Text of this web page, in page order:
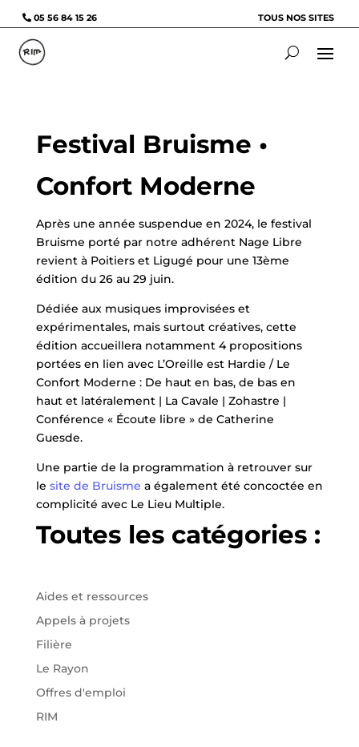
05 56 84 15 26 TOUS NOS SITES
Festival Bruisme •
Confort Moderne
Après une année suspendue en 2024, le festival
Bruisme porté par notre adhérent Nage Libre
revient à Poitiers et Ligugé pour une 13ème
édition du 26 au 29 juin.
Dédiée aux musiques improvisées et
expérimentales, mais surtout créatives, cette
édition accueillera notamment 4 propositions
portées en lien avec L’Oreille est Hardie / Le
Confort Moderne : De haut en bas, de bas en
haut et latéralement | La Cavale | Zohastre |
Conférence « Écoute libre » de Catherine
Guesde.
Une partie de la programmation à retrouver sur
le site de Bruisme a également été concoctée en
complicité avec Le Lieu Multiple.
Toutes les catégories :
Aides et ressources
Appels à projets
Filière
Le Rayon
Offres d'emploi
RIM